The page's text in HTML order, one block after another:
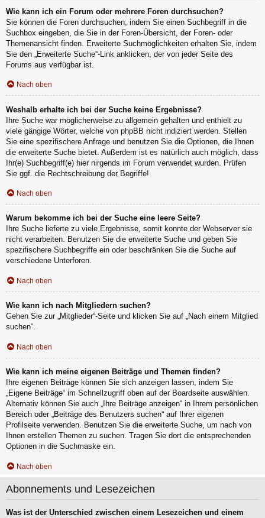
Wie kann ich ein Forum oder mehrere Foren durchsuchen?
Sie können die Foren durchsuchen, indem Sie einen Suchbegriff in die
Suchbox eingeben, die Sie in der Foren-Übersicht, der Foren- oder
Themenansicht finden. Erweiterte Suchmöglichkeiten erhalten Sie, indem
Sie den „Erweiterte Suche“-Link anklicken, der von jeder Seite des
Forums aus verfügbar ist.
Nach oben
Weshalb erhalte ich bei der Suche keine Ergebnisse?
Ihre Suche war möglicherweise zu allgemein gehalten und enthielt zu
viele gängige Wörter, welche von phpBB nicht indiziert werden. Stellen
Sie eine spezifischere Anfrage und benutzen Sie die Optionen, die Ihnen
die erweiterte Suche bietet. Außerdem ist es natürlich auch möglich, dass
Ihr(e) Suchbegriff(e) hier nirgends im Forum verwendet wurden. Prüfen
Sie ggf. die Rechtschreibung der Begriffe!
Nach oben
Warum bekomme ich bei der Suche eine leere Seite?
Ihre Suche lieferte zu viele Ergebnisse, somit konnte der Webserver sie
nicht verarbeiten. Benutzen Sie die erweiterte Suche und geben Sie
spezifischere Suchbegriffe ein oder beschränken Sie die Suche auf
verschiedene Unterforen.
Nach oben
Wie kann ich nach Mitgliedern suchen?
Gehen Sie zur „Mitglieder“-Seite und klicken Sie auf „Nach einem Mitglied
suchen“.
Nach oben
Wie kann ich meine eigenen Beiträge und Themen finden?
Ihre eigenen Beiträge können Sie sich anzeigen lassen, indem Sie
„Eigene Beiträge“ im Schnellzugriff oben auf der Boardseite auswählen.
Alternativ können Sie auch „Ihre Beiträge anzeigen“ in Ihrem persönlichen
Bereich oder „Beiträge des Benutzers suchen“ auf Ihrer eigenen
Profilseite verwenden. Benutzen Sie die erweiterte Suche, um nach von
Ihnen erstellen Themen zu suchen. Tragen Sie dort die entsprechenden
Optionen in die Suchmaske ein.
Nach oben
Abonnements und Lesezeichen
Was ist der Unterschied zwischen einem Lesezeichen und einem